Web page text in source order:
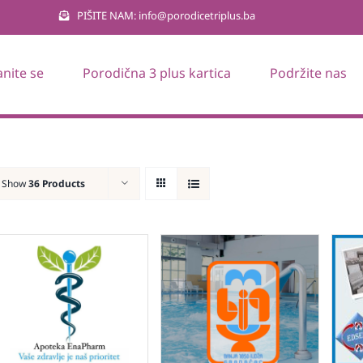
PIŠITE NAM: info@porodicetriplus.ba
se Porodična 3 plus kartica Podržite nas
Show36 Products